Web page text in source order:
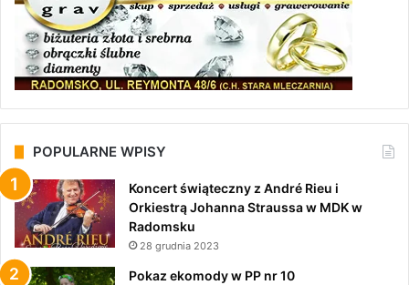
POPULARNE WPISY
Koncert świąteczny z André Rieu i
Orkiestrą Johanna Straussa w MDK w
Radomsku
28 grudnia 2023
Pokaz ekomody w PP nr 10